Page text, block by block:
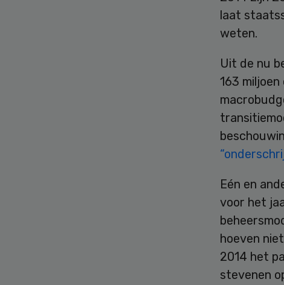
laat
weten.
Uit de nu
163
Eén en
voor het
hoeven
2014 het
stevenen